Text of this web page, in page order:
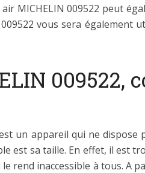
MICHELIN 009522 peut
vous sera également
009522,
un appareil qui ne dispose
est sa taille. En effet, il est
rend inaccessible à tous. A